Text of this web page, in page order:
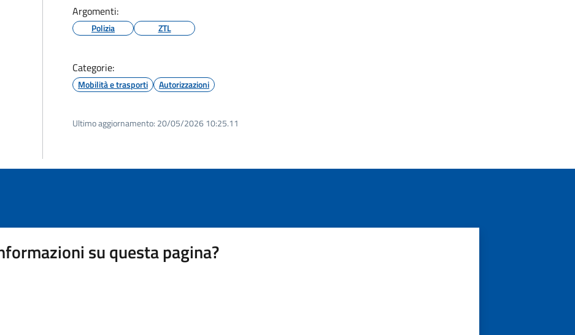
Argomenti:
Polizia ZTL
Categorie:
Mobilità e trasporti Autorizzazioni
Ultimo aggiornamento: 20/05/2026 10:25.11
su questa pagina?